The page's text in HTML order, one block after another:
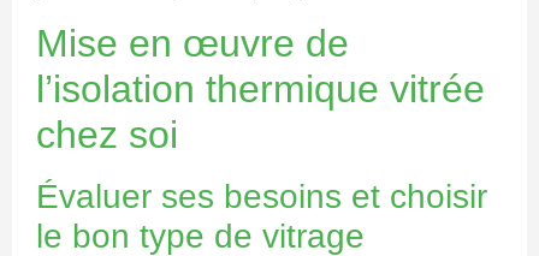
Mise en œuvre de
l’isolation thermique vitrée
chez soi
Évaluer ses besoins et choisir
le bon type de vitrage